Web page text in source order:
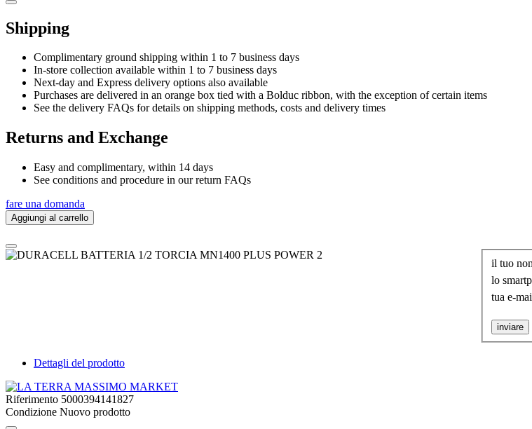
Shipping
Complimentary ground shipping within 1 to 7 business days
In-store collection available within 1 to 7 business days
Next-day and Express delivery options also available
Purchases are delivered in an orange box tied with a Bolduc ribbon, with the exception of certain items
See the delivery FAQs for details on shipping methods, costs and delivery times
Returns and Exchange
Easy and complimentary, within 14 days
See conditions and procedure in our return FAQs
fare una domanda
Aggiungi al carrello
il tuo
lo
tua e-
inviare
Dettagli del prodotto
Riferimento 5000394141827
Condizione Nuovo prodotto